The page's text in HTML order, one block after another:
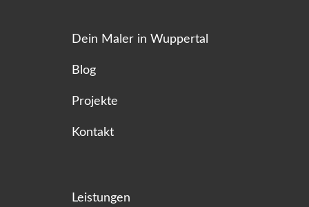
Dein Maler in Wuppertal
Blog
Projekte
Kontakt
Leistungen